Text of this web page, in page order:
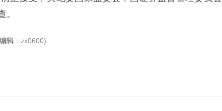
辑 ：zx0600)